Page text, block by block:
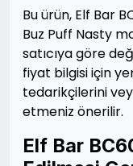
Bu ürün, Elf Bar
Buz Puff Nasty
satıcıya göre
fiyat bilgisi için
tedarikçilerini
etmeniz önerilir.
Elf Bar